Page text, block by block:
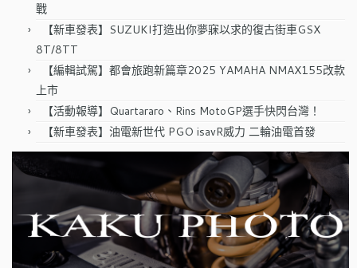
戰
【新車發表】SUZUKI打造出你夢寐以求的復古街車GSX
8T/8TT
【編輯試駕】都會旅跑新篇章2025 YAMAHA NMAX155改款
上市
【活動報導】Quartararo、Rins MotoGP選手快閃台灣！
【新車發表】油電新世代 PGO isavR威力 二輪油電首發